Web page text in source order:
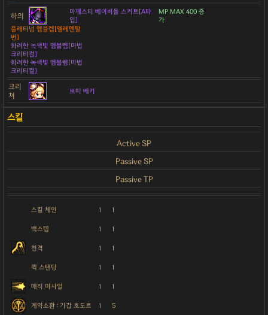
하의
마제스티 베이비돌 스커트[A타
입]
MP MAX 400 증
가
플래티넘 엠블렘[엘레멘탈
번]
화려한 녹색빛 엠블렘[마법
크리티컬]
화려한 녹색빛 엠블렘[마법
크리티컬]
크리
쳐
쁘띠 베키
Active SP
Passive SP
Passive TP
스킬 체인 1 1
백스텝 1 1
천격 1 1
퀵 스탠딩 1 1
매직 미사일 1 1
계약소환 : 기갑 호도르 1 5